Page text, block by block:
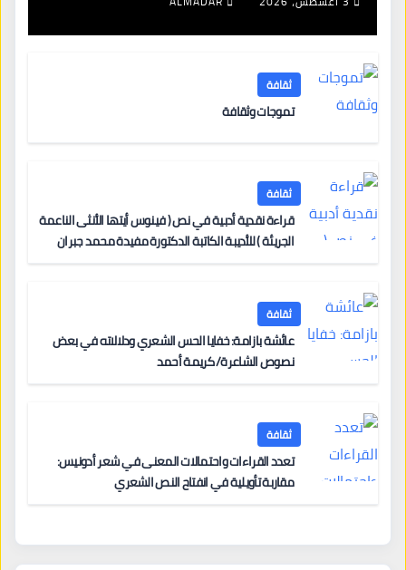
ثقافة
تموجات وثقافة
ثقافة
قراءة نقدية أدبية في نص ( فينوس أيتها الأنثى الناعمة
الجريئة ) للأديبة الكاتبة الدكتورة مفيدة محمد جبران
ثقافة
عائشة بازامة: خفايا الحس الشعري ودلالاته في بعض
نصوص الشاعرة/ كريمة أحمد
ثقافة
تعدد القراءات واحتمالات المعنى في شعر أدونيس:
مقاربة تأويلية في انفتاح النص الشعري